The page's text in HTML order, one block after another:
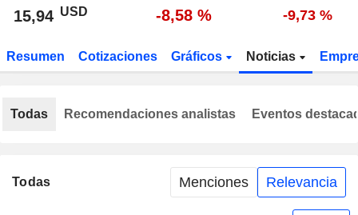
15,94 USD -8,58 % -9,73 %
Resumen Cotizaciones Gráficos Noticias
Todas Menciones Relevancia
Todas Recomendaciones analistas Eventos